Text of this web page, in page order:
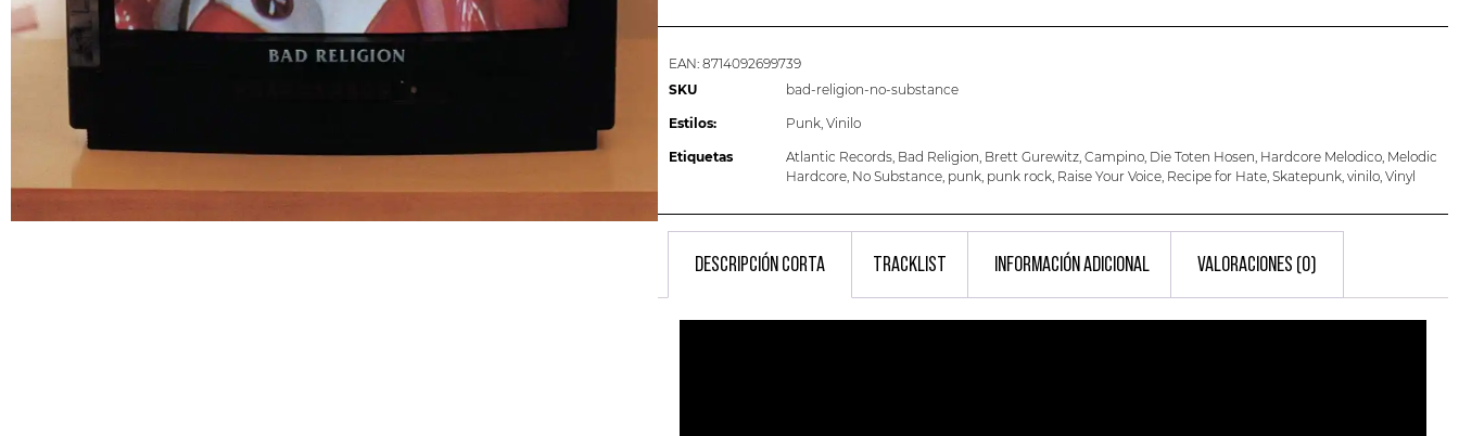
EAN: 8714092699739
SKU
bad-religion-no-substance
Estilos: Punk, Vinilo
Etiquetas Atlantic Records, Bad Religion, Brett Gurewitz, Campino, Die Toten Hosen, Hardcore Melodico, Melodic
Hardcore, No Substance, punk, punk rock, Raise Your Voice, Recipe for Hate, Skatepunk, vinilo, Vinyl
DESCRIPCIÓN CORTA TRACKLIST INFORMACIÓN ADICIONAL VALORACIONES (0)